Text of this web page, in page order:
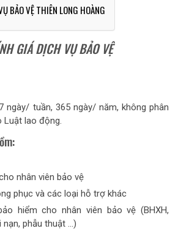
BẢO VỆ THIÊN LONG HOÀNG
GIÁ DỊCH VỤ BẢO VỆ
ngày/ tuần, 365 ngày/ năm, không phân
Luật lao động.
nhân viên bảo vệ
phục và các loại hỗ trợ khác
hiểm cho nhân viên bảo vệ (BHXH,
nạn, phẫu thuật ...)